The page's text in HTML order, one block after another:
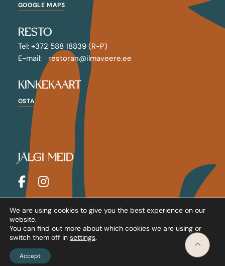
GOOGLE MAPS
RESTO
Tel: +372 588 18839 (R-P)
E-mail: restoran@ilmaveere.ee
KINKEKAART
OSTA
JÄLGI MEID
Tingimused
Privaatsuspoliitika
We are using cookies to give you the best experience on our
website.
You can find out more about which cookies we are using or
switch them off in settings.
Accept